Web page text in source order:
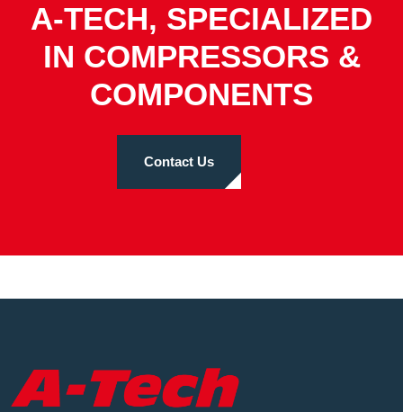
A-TECH, SPECIALIZED
IN COMPRESSORS &
COMPONENTS
Contact Us